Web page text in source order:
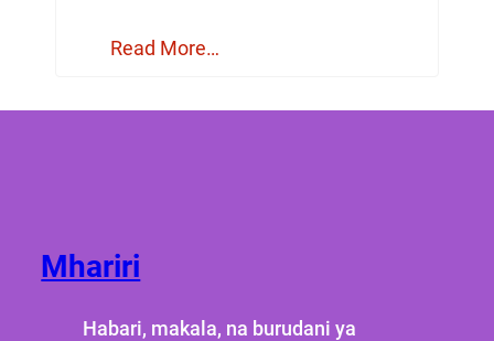
Read More…
Mhariri
Habari, makala, na burudani ya